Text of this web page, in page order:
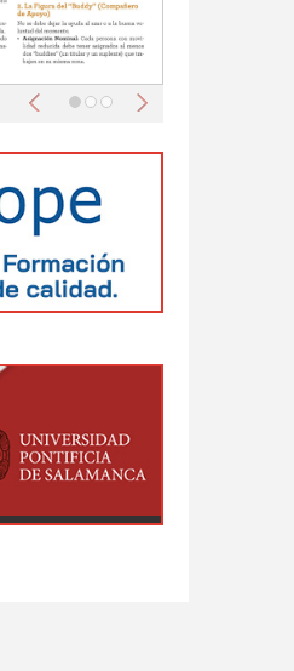
Anterior Siguiente